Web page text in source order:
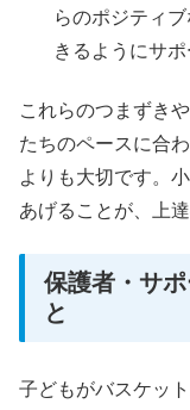
らのポジティ
きるようにサポ
これらのつまずき
たちのペースに合
よりも大切です。
あげることが、上
保護者・サ
と
子どもがバスケッ